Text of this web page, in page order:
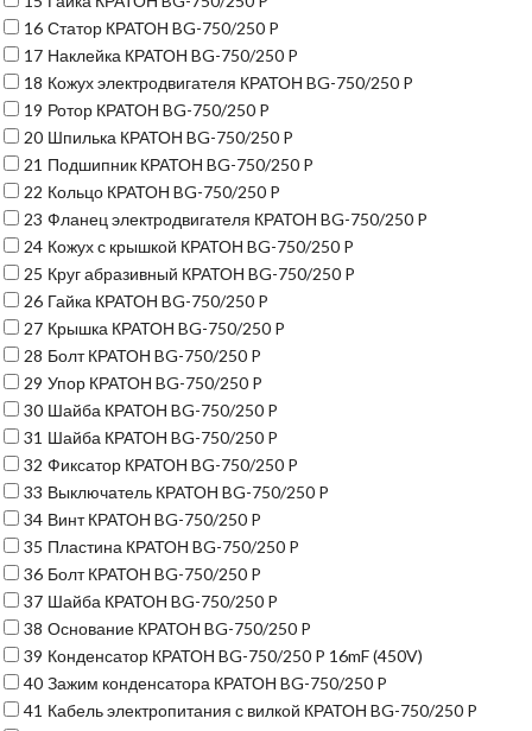
16 Статор КРАТОН BG-750/250 P
17 Наклейка КРАТОН BG-750/250 P
18 Кожух электродвигателя КРАТОН BG-750/250 P
19 Ротор КРАТОН BG-750/250 P
20 Шпилька КРАТОН BG-750/250 P
21 Подшипник КРАТОН BG-750/250 P
22 Кольцо КРАТОН BG-750/250 P
23 Фланец электродвигателя КРАТОН BG-750/250 P
24 Кожух с крышкой КРАТОН BG-750/250 P
25 Круг абразивный КРАТОН BG-750/250 P
26 Гайка КРАТОН BG-750/250 P
27 Крышка КРАТОН BG-750/250 P
28 Болт КРАТОН BG-750/250 P
29 Упор КРАТОН BG-750/250 P
30 Шайба КРАТОН BG-750/250 P
31 Шайба КРАТОН BG-750/250 P
32 Фиксатор КРАТОН BG-750/250 P
33 Выключатель КРАТОН BG-750/250 P
34 Винт КРАТОН BG-750/250 P
35 Пластина КРАТОН BG-750/250 P
36 Болт КРАТОН BG-750/250 P
37 Шайба КРАТОН BG-750/250 P
38 Основание КРАТОН BG-750/250 P
39 Конденсатор КРАТОН BG-750/250 P 16mF (450V)
40 Зажим конденсатора КРАТОН BG-750/250 P
41 Кабель электропитания с вилкой КРАТОН BG-750/250 P